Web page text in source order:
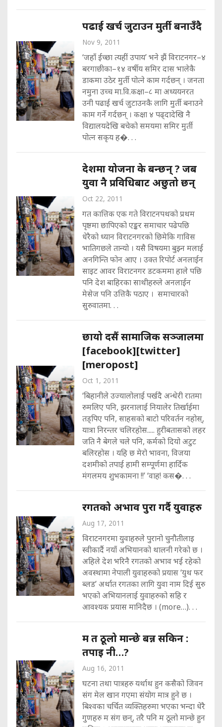
पढाई खर्च जुटाउन मुर्ती बनाउँदै
Nov 9, 2011
‘जहाँ ईच्छा त्यहीं उपाय’ भने झैं विराटनगर–४
बरगाछीका–१४ वर्षीय समिर दास भालेकै
डाकमा उठेर मुर्ती पोत्ने काम गर्दछन् । जनता
नमुना उच्च मा.वि.कक्षा–८ मा अध्ययनरत
उनी पढाई खर्च जुटाउनकै लागि मुर्ती बनाउने
काम गर्ने गर्दछन् । कक्षा ४ पढ्दादेखि नै
विद्यालयदेखि बचेको समयमा समिर मुर्ती
पोत्न सकृय ह�. . .
देशमा योजना के बन्छन् ? जब
युवा नै प्रविधिबाट अछुतो छन्
Oct 22, 2011
गत कात्तिक एक गते विराटनपथको प्रथम
पृष्ठमा छापिएको एङ्कर समाचार पढेपछि
धेरैको ध्यान विराटनगरको छिमेकि गाविस
भातिगछले तान्यो । यसै विषयमा बुझ्न मलाई
अनगिन्ति फोन आए । उक्त रिपोर्ट अनलाईन
साइट आवर विराटनगर डटकममा हाले पछि
पनि देश बाहिरका साथीहरुले अनलाईन
मेसेज पनि उत्तिकै पठाए । समाचारको
सुरुवातमा. . .
छायो दसैं सामाजिक सञ्जालमा
[facebook][twitter]
[meropost]
Oct 1, 2011
‘बिहानीले उज्यालोलाई पर्खदै अन्धेरी रातमा
रुमलिए पनि, झरनालाई नियालेर तिर्खाईमा
तड्पिए पनि, साहसको बाटो परिवर्तन नहोस्,
यात्रा निरन्तर चलिरहोस..... हुरीबतासको लहर
जति नै बेगले चले पनि, कर्मको दियो अटुट
बलिरहोस । यहि छ मेरो भावना, विजया
दशमीको तपाई हामी सम्पूर्णमा हार्दिक
मंगलमय शुभकामना !!’ ‘वाह! कस�. . .
रगतको अभाव पुरा गर्दै युवाहरु
Aug 17, 2011
विराटनगरमा युवाहरुले पुरानो चुनौतीलाइ
स्वीकार्दै नयाँ अभियानको थालनी गरेको छ ।
अहिले देश भरिनै रगतको अभाव भई रहेको
अवस्थामा नेपाली युवाहरुको प्रयास ‘युथ फर
ब्लड’ अर्थात रगतका लागि युवा नाम दिई सुरु
भएको अभियानलाई युवाहरुको सहि र
आवश्यक प्रयास मानिदैछ । (more…). . .
म त ठूलो मान्छे बन्न सकिन :
तपाइ नी…?
Aug 16, 2011
घटना तथा पात्रहरु यर्थाथ हुन कसैको जिवन
संग मेल खान गएमा संयोग मात्र हुने छ ।
बिश्वका चर्चित व्यक्तिहरुमा भएका भन्दा धेरै
गुणहरु म संग छन्, तरै पनि म ठूलो मान्छे हुन